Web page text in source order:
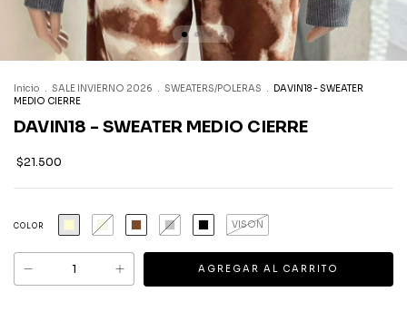
Inicio . SALE INVIERNO 2026 . SWEATERS/POLERAS .
DAVIN18 - SWEATER
MEDIO CIERRE
DAVIN18 - SWEATER MEDIO CIERRE
$21.500
COLOR VISON